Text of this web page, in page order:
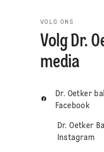
VOLG ONS
Volg Dr.
media
Dr. Oetker
Facebook
Dr. Oetker
Instagram